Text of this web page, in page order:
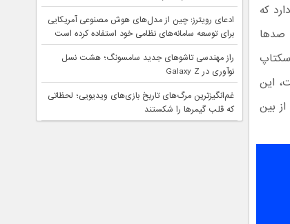
که
صدها
این
بین
ادعای رویترز: چین از مدل‌های هوش مصنوعی آمریکایی
برای توسعه سامانه‌های نظامی خود استفاده کرده است
راز مهندسی تاشوهای جدید سامسونگ؛ هشت نسل
نوآوری در Galaxy Z
غم‌انگیزترین مرگ‌های تاریخ بازی‌های ویدیویی؛ لحظاتی
که قلب گیمرها را شکستند